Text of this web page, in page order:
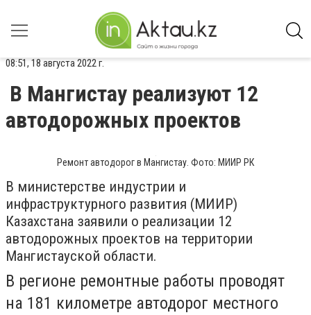
08:51, 18 августа 2022 г.
В Мангистау реализуют 12
автодорожных проектов
Ремонт автодорог в Мангистау. Фото: МИИР РК
В министерстве индустрии и
инфраструктурного развития (МИИР)
Казахстана заявили о реализации 12
автодорожных проектов на территории
Мангистауской области.
В регионе ремонтные работы проводят
на 181 километре автодорог местного